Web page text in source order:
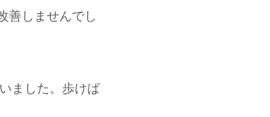
善しませんでし
ました。歩けば